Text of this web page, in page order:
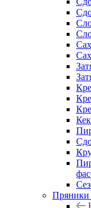
Пряники